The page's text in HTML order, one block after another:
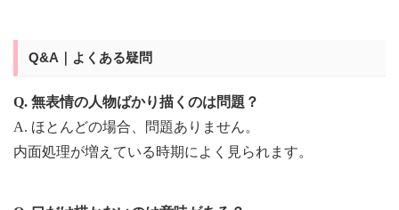
Q&A｜よくある疑問
Q. 無表情の人物ばかり描くのは問題？
A. ほとんどの場合、問題ありません。
内面処理が増えている時期によく見られます。